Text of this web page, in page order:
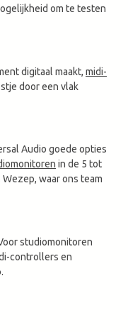
om te testen
digitaal maakt, midi-
door een vlak
Audio goede opties
in de 5 tot
waar ons team
studiomonitoren
controllers en